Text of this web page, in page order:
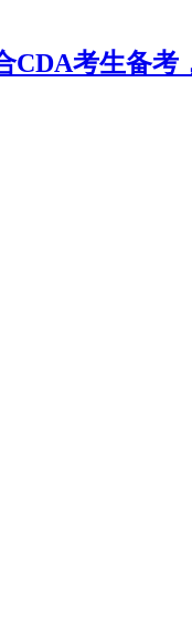
CDA考生备考